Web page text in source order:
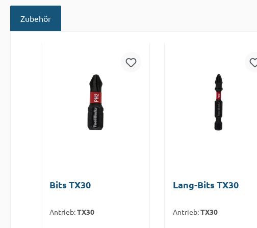
Zubehör
Bits TX30
Antrieb:TX30
Lang-Bits TX30
Antrieb:TX30